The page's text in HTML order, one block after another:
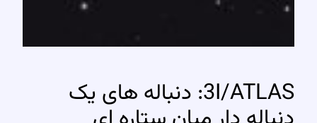
3I/ATLAS: دنباله های یک